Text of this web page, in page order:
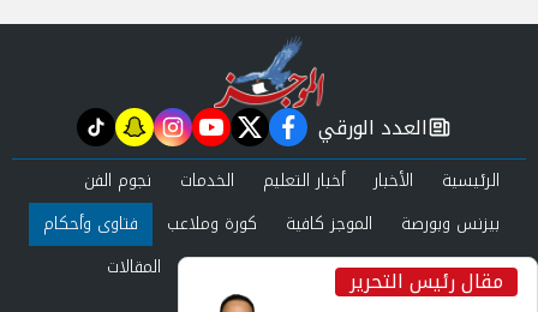
مقال رئيس التحرير
newspaper
العدد الورقي facebook
twitter
youtube
instagram
snapchat
tiktok
الرئيسية الأخبار أخبار التعليم الخدمات
نجوم الفن
بيزنس وبورصة
الموجز كافية كورة وملاعب
فتاوى وأحكام
صحة وجمال
عرب وعالم حوادث ومحاكم
المقالات